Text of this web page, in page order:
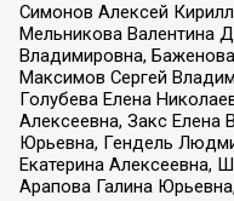
Симонов Алексей
Мельникова Валентина
Владимировна,
Максимов Сергей
Голубева Елена
Алексеевна, Закс Елена
Юрьевна, Гендель
Екатерина Алексеевна,
Арапова Галина